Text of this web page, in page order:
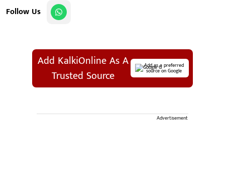
Follow Us
Add KalkiOnline As A
Trusted Source
Add as a preferred
source on Google
Advertisement